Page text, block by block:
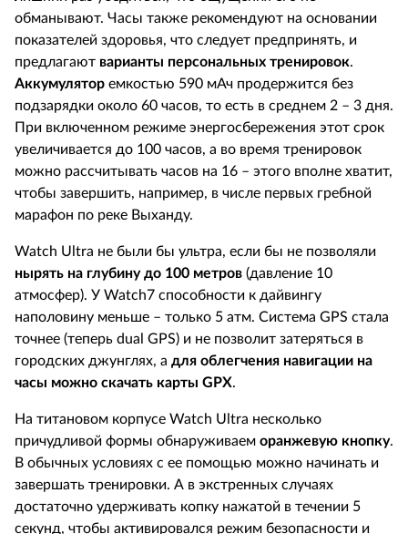
обманывают. Часы также рекомендуют на основании
показателей здоровья, что следует предпринять, и
предлагают варианты персональных тренировок.
Аккумулятор емкостью 590 мАч продержится без
подзарядки около 60 часов, то есть в среднем 2 – 3 дня.
При включенном режиме энергосбережения этот срок
увеличивается до 100 часов, а во время тренировок
можно рассчитывать часов на 16 – этого вполне хватит,
чтобы завершить, например, в числе первых гребной
марафон по реке Выханду.
Watch Ultra не были бы ультра, если бы не позволяли
нырять на глубину до 100 метров (давление 10
атмосфер). У Watch7 способности к дайвингу
наполовину меньше – только 5 атм. Система GPS стала
точнее (теперь dual GPS) и не позволит затеряться в
городских джунглях, а для облегчения навигации на
часы можно скачать карты GPX.
На титановом корпусе Watch Ultra несколько
причудливой формы обнаруживаем оранжевую кнопку.
В обычных условиях с ее помощью можно начинать и
завершать тренировки. А в экстренных случаях
достаточно удерживать копку нажатой в течении 5
секунд, чтобы активировался режим безопасности и